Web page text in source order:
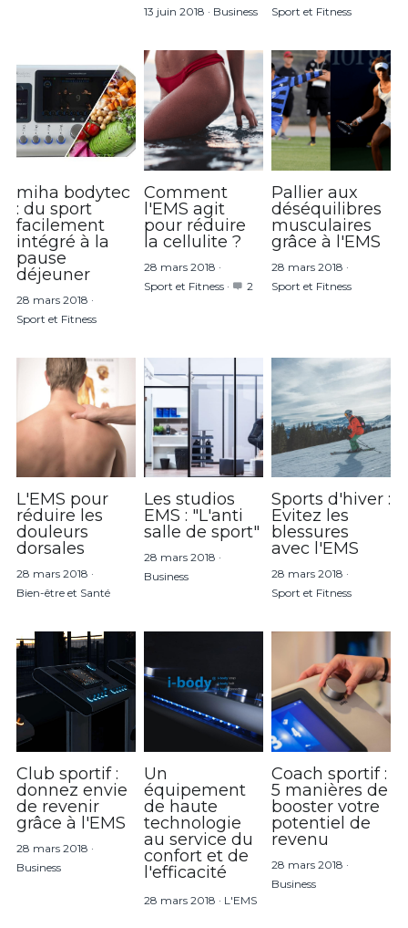
13 juin 2018 · Business
Sport et Fitness
miha bodytec
: du sport
facilement
intégré à la
pause
déjeuner
28 mars 2018 ·
Sport et Fitness
Comment
l'EMS agit
pour réduire
la cellulite ?
28 mars 2018 ·
Sport et Fitness· 2
Pallier aux
déséquilibres
musculaires
grâce à l'EMS
28 mars 2018 ·
Sport et Fitness
L'EMS pour
réduire les
douleurs
dorsales
28 mars 2018 ·
Bien-être et Santé
Les studios
EMS : "L'anti
salle de sport"
28 mars 2018 ·
Business
Sports d'hiver :
Evitez les
blessures
avec l'EMS
28 mars 2018 ·
Sport et Fitness
Club sportif :
donnez envie
de revenir
grâce à l'EMS
28 mars 2018 ·
Business
Un
équipement
de haute
technologie
au service du
confort et de
l'efficacité
28 mars 2018 · L'EMS
Coach sportif :
5 manières de
booster votre
potentiel de
revenu
28 mars 2018 ·
Business